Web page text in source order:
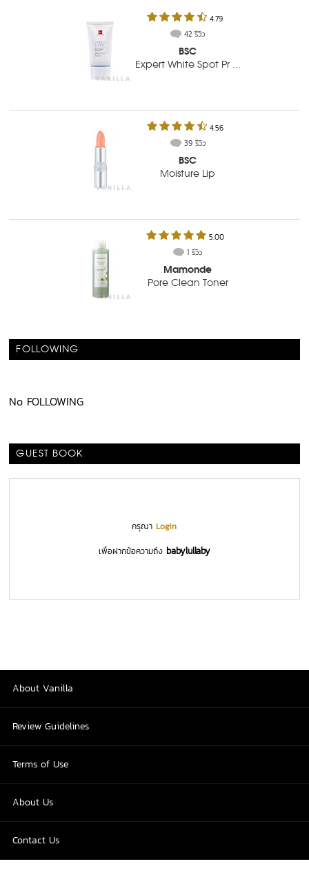
4.79
42 รีวิว
BSC
Expert White Spot Pr ...
4.56
39 รีวิว
BSC
Moisture Lip
5.00
1 รีวิว
Mamonde
Pore Clean Toner
FOLLOWING
No FOLLOWING
GUEST BOOK
กรุณาLogin
เพื่อฝากข้อความถึง babylullaby
About Vanilla
Review Guidelines
Terms of Use
About Us
Contact Us